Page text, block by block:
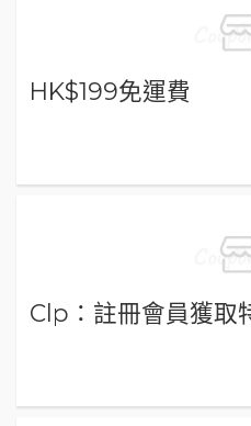
HK$199免運費
Clp：註冊會員獲取